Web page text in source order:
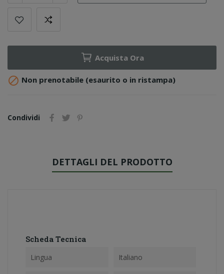
Acquista Ora
 Non prenotabile (esaurito o in ristampa)
Condividi
DETTAGLI DEL PRODOTTO
Scheda Tecnica
Lingua Italiano